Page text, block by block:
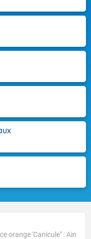
orange 'Canicule" : Ain